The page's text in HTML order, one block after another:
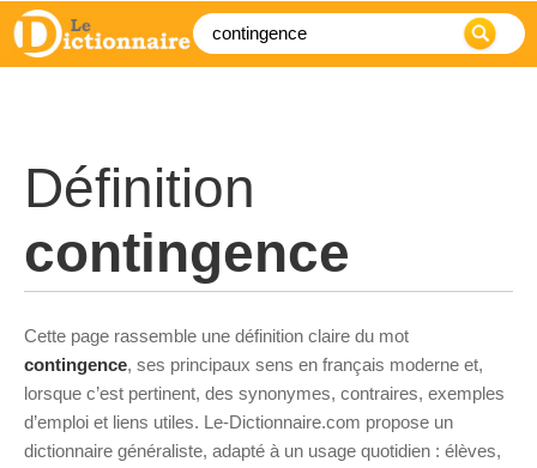
Définition
contingence
Cette page rassemble une définition claire du mot
contingence, ses principaux sens en français moderne et,
lorsque c’est pertinent, des synonymes, contraires, exemples
d’emploi et liens utiles. Le-Dictionnaire.com propose un
dictionnaire généraliste, adapté à un usage quotidien : élèves,